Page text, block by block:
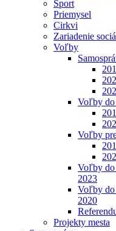
Šport
Priemysel
Cirkvi
Zariadenie
Voľby
Voľby
Voľby
Voľby do
2023
Voľby do
2020
Projekty mesta